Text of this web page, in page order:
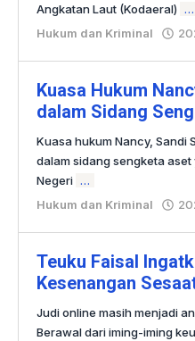
Angkatan Laut (Kodaeral) …
Hukum dan Kriminal
Kuasa Hukum
dalam Sidang
Kuasa hukum Nancy, Sandi
dalam sidang sengketa
Negeri …
Hukum dan Kriminal
Teuku Faisal
Kesenangan
Judi online masih menjadi
Berawal dari iming-iming